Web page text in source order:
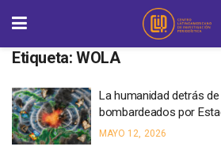
Etiqueta: WOLA
La humanidad detrás
bombardeados por
MAYO 12, 2026